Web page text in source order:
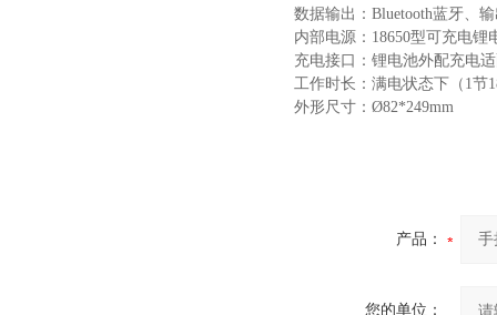
数据输出：Bluetooth蓝牙、
内部电源：18650型可充电
充电接口：锂电池外配充电
工作时长：满电状态下（1节
外形尺寸：Ø82*249mm
产品：
您的单位：